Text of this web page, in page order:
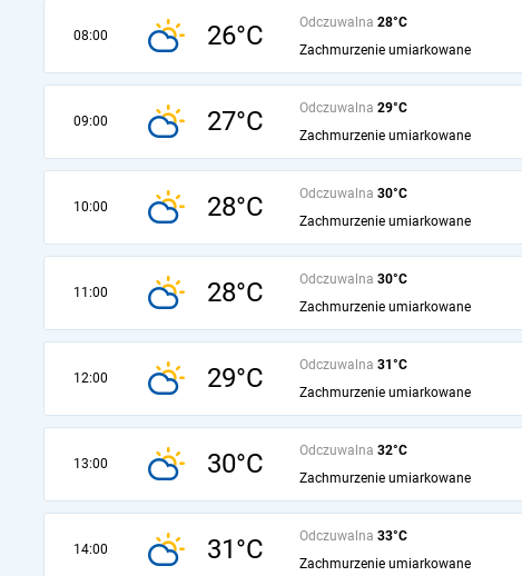
08:00 26°C Odczuwalna 28°C
Zachmurzenie umiarkowane
09:00 27°C Odczuwalna 29°C
Zachmurzenie umiarkowane
10:00 28°C Odczuwalna 30°C
Zachmurzenie umiarkowane
11:00 28°C Odczuwalna 30°C
Zachmurzenie umiarkowane
12:00 29°C Odczuwalna 31°C
Zachmurzenie umiarkowane
13:00 30°C Odczuwalna 32°C
Zachmurzenie umiarkowane
14:00 31°C Odczuwalna 33°C
Zachmurzenie umiarkowane